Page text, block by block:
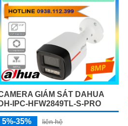
GIÁM SÁT DAHUA
DH-IPC-HFW2849TL-S-PRO
5%-35%
liên hệ